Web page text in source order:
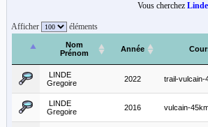
Vous cherchez
Afficher éléments
Nom
Prénom
Année
LINDE
Gregoire
2022 trail-vulcain-
LINDE
Gregoire
2016 vulcain-